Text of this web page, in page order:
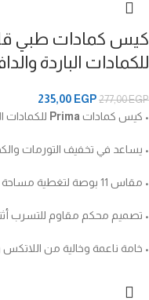
كيس كمادات طبي
للكمادات الباردة
277,00EGP
235,00 EGP
• كيس كمادات Prima للكمادات
• يساعد في تخفيف التورمات
• مقاس 11 بوصة لتغطية مساحة مناسبة من الجسم.
• تصميم محكم مقاوم للتسرب
• خامة ناعمة وخالية من اللاتكس